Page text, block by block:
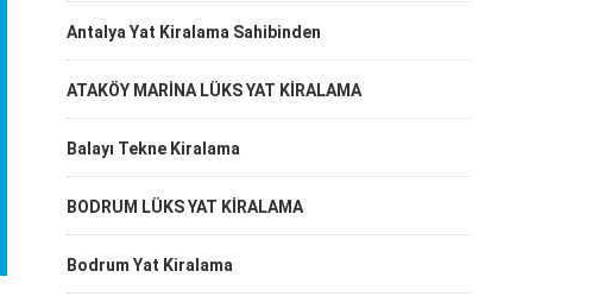
Antalya Yat Kiralama Sahibinden
ATAKÖY MARİNA LÜKS YAT KİRALAMA
Balayı Tekne Kiralama
BODRUM LÜKS YAT KİRALAMA
Bodrum Yat Kiralama